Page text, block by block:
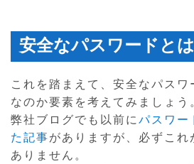
安全なパスワードと
これを踏まえて、安全なパス
なのか要素を考えてみましょう
弊社ブログでも以前に パスワー
た記事がありますが、必ずこれ
ありません。